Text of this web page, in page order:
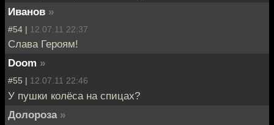
Иванов »
#54 | 12.07.11 22:37
Слава Героям!
Doom »
#55 | 12.07.11 22:46
У пушки колёса на спицах?
Долороза »